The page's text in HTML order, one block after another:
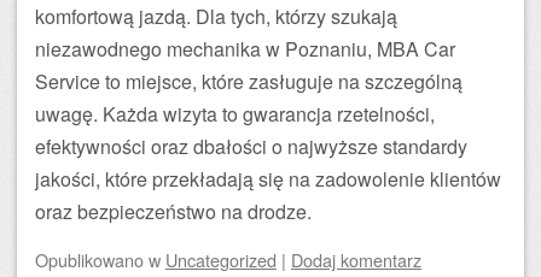
komfortową jazdą. Dla tych, którzy szukają
niezawodnego mechanika w Poznaniu, MBA Car
Service to miejsce, które zasługuje na szczególną
uwagę. Każda wizyta to gwarancja rzetelności,
efektywności oraz dbałości o najwyższe standardy
jakości, które przekładają się na zadowolenie klientów
oraz bezpieczeństwo na drodze.
Opublikowanow Uncategorized | Dodaj komentarz